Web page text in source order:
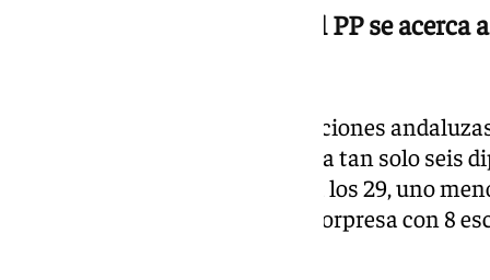
29,67% del voto escrutado: el PP se
El Partido Popular gana las elecciones
30% del voto escrutado. Estaría a tan solo seis
mientras que el PSOE cae hasta los 29, uno
Adelante Andalucía da la gran sorpresa con 8